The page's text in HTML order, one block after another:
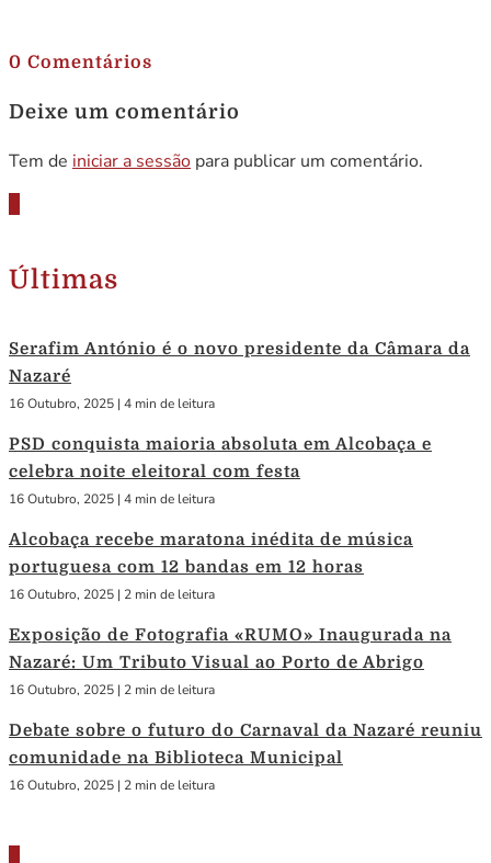
0 Comentários
Deixe um comentário
Tem de iniciar a sessão para publicar um comentário.
Últimas
Serafim António é o novo presidente da Câmara da
Nazaré
16 Outubro, 2025 | 4 min de leitura
PSD conquista maioria absoluta em Alcobaça e
celebra noite eleitoral com festa
16 Outubro, 2025 | 4 min de leitura
Alcobaça recebe maratona inédita de música
portuguesa com 12 bandas em 12 horas
16 Outubro, 2025 | 2 min de leitura
Exposição de Fotografia «RUMO» Inaugurada na
Nazaré: Um Tributo Visual ao Porto de Abrigo
16 Outubro, 2025 | 2 min de leitura
Debate sobre o futuro do Carnaval da Nazaré reuniu
comunidade na Biblioteca Municipal
16 Outubro, 2025 | 2 min de leitura